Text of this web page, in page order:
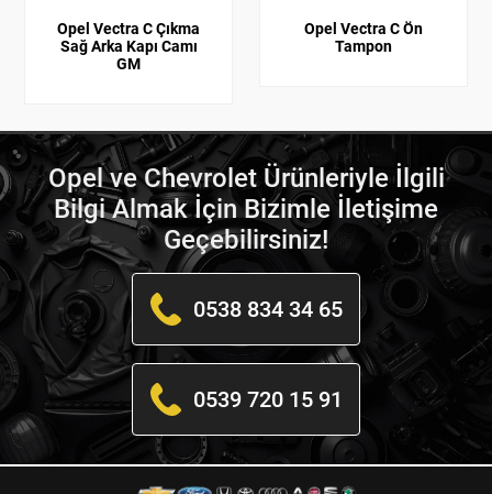
Opel Vectra C Çıkma
Sağ Arka Kapı Camı
GM
Opel Vectra C Ön
Tampon
Opel ve Chevrolet Ürünleriyle İlgili
Bilgi Almak İçin Bizimle İletişime
Geçebilirsiniz!
0538 834 34 65
0539 720 15 91